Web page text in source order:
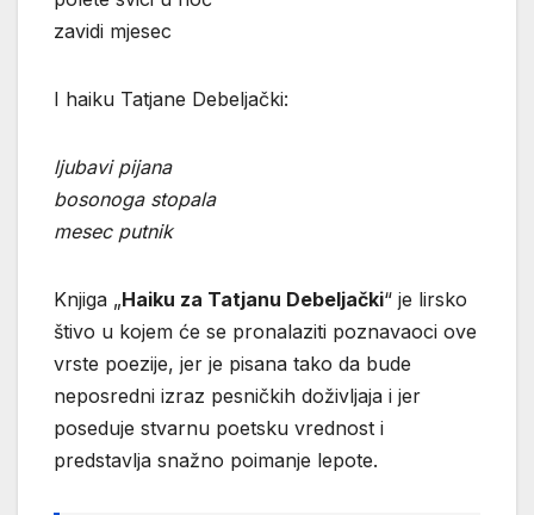
zavidi mjesec
I haiku Tatjane Debeljački:
ljubavi pijana
bosonoga stopala
mesec putnik
Knjiga „Haiku za Tatjanu Debeljački“ je lirsko
štivo u kojem će se pronalaziti poznavaoci ove
vrste poezije, jer je pisana tako da bude
neposredni izraz pesničkih doživljaja i jer
poseduje stvarnu poetsku vrednost i
predstavlja snažno poimanje lepote.